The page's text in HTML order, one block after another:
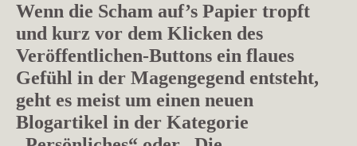
Wenn die Scham auf’s Papier tropft
und kurz vor dem Klicken des
Veröffentlichen-Buttons ein flaues
Gefühl in der Magengegend entsteht,
geht es meist um einen neuen
Blogartikel in der Kategorie